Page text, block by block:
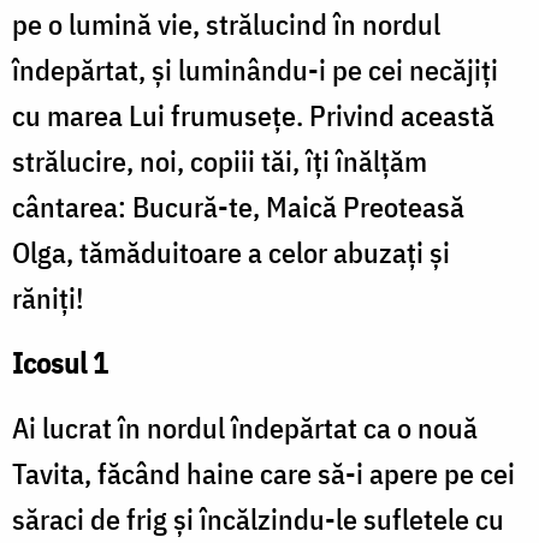
pe o lumină vie, strălucind în nordul
îndepărtat, și luminându-i pe cei necăjiți
cu marea Lui frumusețe. Privind această
strălucire, noi, copiii tăi, îți înălțăm
cântarea: Bucură-te, Maică Preoteasă
Olga, tămăduitoare a celor abuzați și
răniți!
Icosul 1
Ai lucrat în nordul îndepărtat ca o nouă
Tavita, făcând haine care să-i apere pe cei
săraci de frig și încălzindu-le sufletele cu